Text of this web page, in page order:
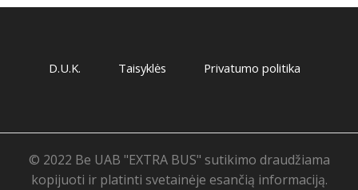
D.U.K. Taisyklės Privatumo politika
© 2022 Be UAB "EXTRA BUS" sutikimo draudžiama
kopijuoti ir platinti svetainėje esančią informaciją.